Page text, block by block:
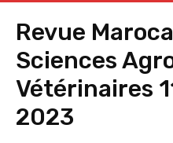
Revue
Sciences
Vétérinaires
2023